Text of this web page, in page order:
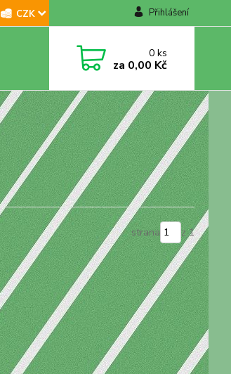
CZK Přihlášení
0ks
za 0,00 Kč
strana z 1